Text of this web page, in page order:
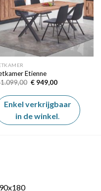
Etienne
Oorspronkelijke
was:
€ 1.099,00.
€949,00Huidige
is:
€ 949,00.
Enkel verkrijgbaar
in de winkel.